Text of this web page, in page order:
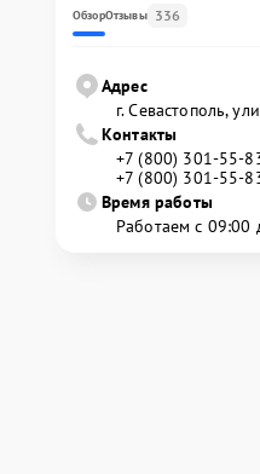
ОбзорОтзывы 336
Адрес
г. Севастополь,
Контакты
+7 (800) 301-55-
+7 (800) 301-55-
Время работы
Работаем с 09:00